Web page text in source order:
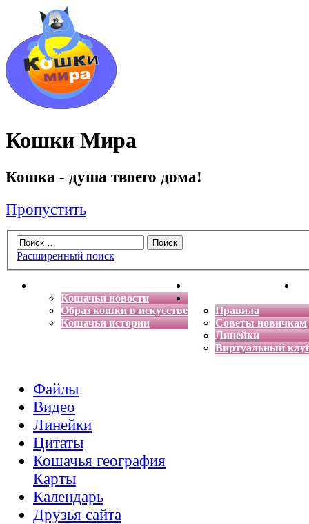
Кошки Мира
Кошка - душа твоего дома!
Пропустить
Расширенный поиск
Кошачьи новости
Образ кошки в искусстве
Кошачьи истории
Энциклопедия кошек
Правила
Советы новичкам
Линейки
Виртуальный
Файлы
Видео
Линейки
Цитаты
Кошачья география
Карты
Календарь
Друзья сайта